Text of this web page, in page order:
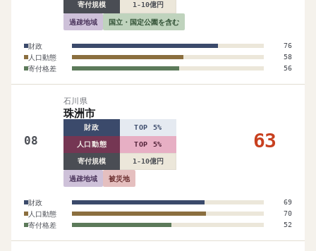
寄付規模 1-10億円
過疎地域 国立・国定公園を含む
財政 76
人口動態 58
寄付格差 56
08
石川県
珠洲市
財政 TOP 5%
人口動態 TOP 5%
寄付規模 1-10億円
過疎地域 被災地
63
財政 69
人口動態 70
寄付格差 52